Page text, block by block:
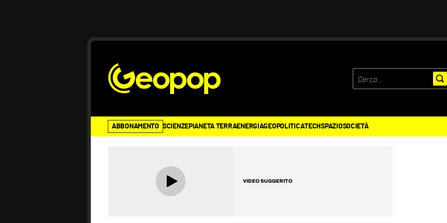
ABBONAMENTO SCIENZEPIANETA TERRAENERGIAGEOPOLITICATECHSPAZIOSOCIETÀ
VIDEO SUGGERITO